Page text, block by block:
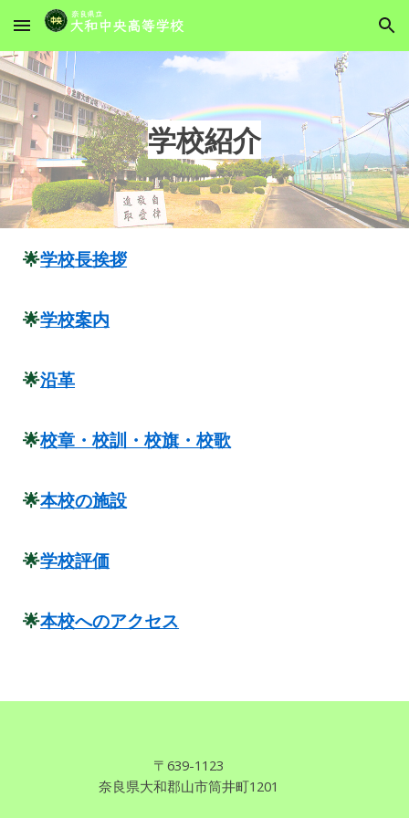
Skip to main content Skip to navigation
学校紹介
🌟学校長挨拶
🌟学校案内
🌟沿革
🌟校章・校訓・校旗・校歌
🌟本校の施設
🌟学校評価
🌟本校へのアクセス
〒639-1123
奈良県大和郡山市筒井町1201